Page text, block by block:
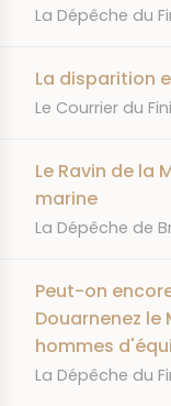
JOURNAL
La Dépêche du
La disparition
JOURNAL
Le Courrier du
Le Ravin de la
marine
JOURNAL
La Dépêche de
Peut-on
Douarnenez
hommes
JOURNAL
La Dépêche du